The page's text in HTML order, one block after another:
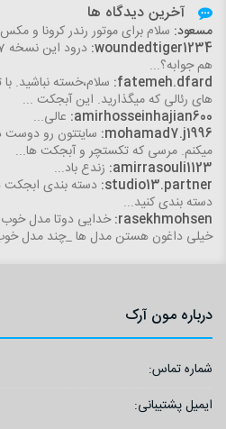
آخرین دیدگاه ها
مسعود: سلام برای موتور رندر کرونا و مکس 2022 قابلیت نصب داره ؟...
woundedtiger1234:
هم جوابه؟...
fatemeh.dfard: سلام،خسته نباشید.
های رئالی که میگذارید. این آبجکت ...
amirhosseinhajian600: عالی...
mohamad7.j1996: سایتتون رو دوست
میکنم. مرسی که تکستچر و آبجکت ها...
amirrasouli1123: زندع باد...
studio13.partner: دسته بندی ابجکت
دسته بندی کنید...
rasekhmohsen: خدایی دوتا مدل خوب
خیلی داغون هستن مدل ها _چند مدل
درباره مون آرک
شماره تماس:
ایمیل پشتیبانی: